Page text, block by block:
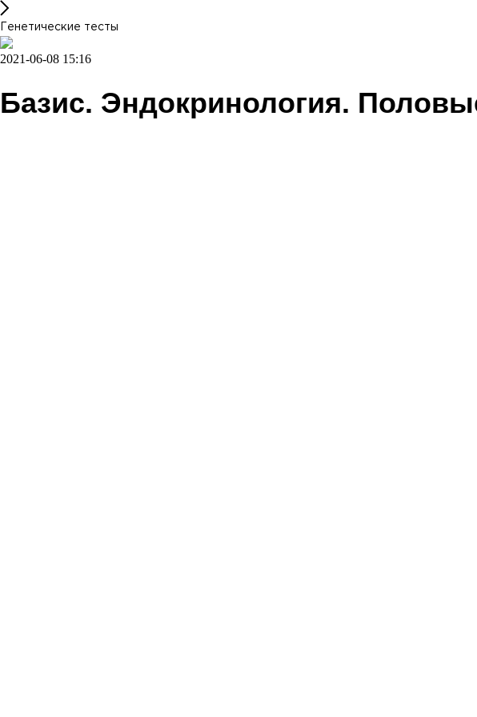
Генетические тесты
2021-06-08 15:16
Базис. Эндокринология.